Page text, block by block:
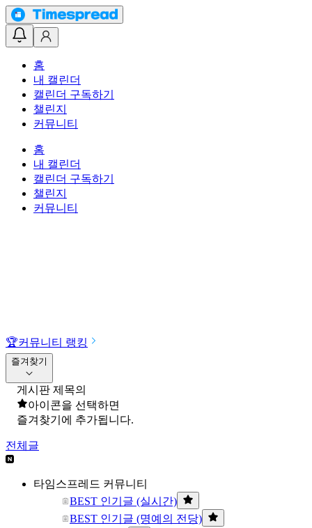
홈
내 캘린더
캘린더 구독하기
챌린지
커뮤니티
홈
내 캘린더
캘린더 구독하기
챌린지
커뮤니티
🏆커뮤니티 랭킹
즐겨찾기
게시판 제목의
아이콘을 선택하면
즐겨찾기에 추가됩니다.
전체글
타임스프레드 커뮤니티
BEST 인기글 (실시간)
BEST 인기글 (명예의 전당)